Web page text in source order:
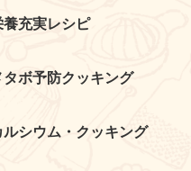
養充実レシピ
タボ予防クッキング
ルシウム・クッキング